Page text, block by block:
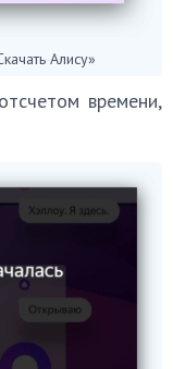
Алису»
времени,